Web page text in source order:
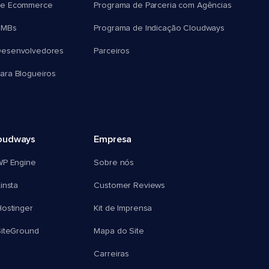
Ecommerce
Blogueiros
Programa de Parceria com Agências
Programa de Indicação Cloudways
Parceiros
Engine
Empresa
Sobre nós
Customer Reviews
Kit de Imprensa
Mapa do Site
Carreiras